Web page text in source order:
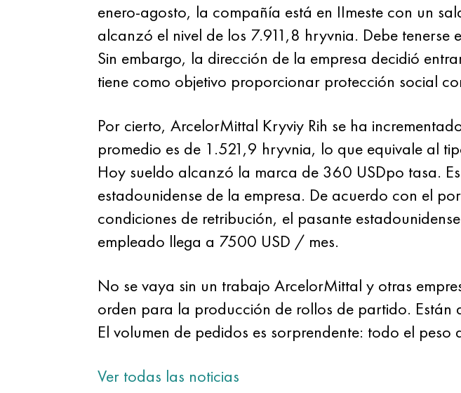
enero-agosto, la compañía está en IImeste con un
alcanzó el nivel de los 7.911,8 hryvnia. Debe tenerse
Sin embargo, la dirección de la empresa decidió
tiene como objetivo proporcionar protección social
Por cierto, ArcelorMittal Kryviy Rih se ha
promedio es de 1.521,9 hryvnia, lo que equivale al
Hoy sueldo alcanzó la marca de 360 ​​USDpo tasa.
estadounidense de la empresa. De acuerdo con el
condiciones de retribución, el pasante
empleado llega a 7500 USD / mes.
No se vaya sin un trabajo ArcelorMittal y otras
orden para la producción de rollos de partido.
El volumen de pedidos es sorprendente: todo el
Ver todas las noticias